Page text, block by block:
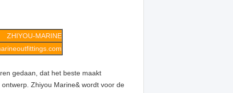
ZHIYOU-MARINE
gedaan, dat het beste maakt
Zhiyou Marine& wordt voor de